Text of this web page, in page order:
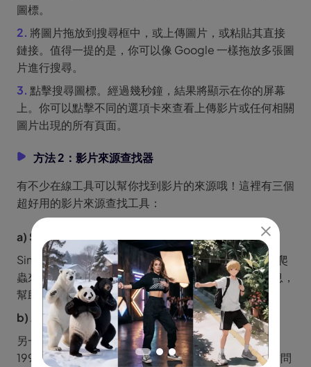
圖標。
2. 將圖片拖放到搜尋框中，或上傳圖片，或粘貼其直接
鏈接。值得一提的是，你可以像 Google 一樣拖放多張圖
片進行搜尋。
3. 點擊搜尋圖標。經過幾秒鐘，結果將顯示在你的屏幕
上。你可以點擊不同的選項卡來查看上傳影片或任何相關
圖片出現的所有頁面。
方法 2：影片來源查找器
有不少在線工具可以幫你找到影片的來源哦！這裡有三個
超好用的影片來源查找工具：
a) Singinfish
Singingfish 是一個很棒的影片來源查找工具，能通過爬
蟲來找影片。它還和其他網站合作，提供影片來源信息，
幫助你在幾分鐘內定位到影片文件。
b) AltaVista
另一個很出色的影片來源查找工具就是 AltaVista，自
1995 年以來一直運行，現在歸 Yahoo 擁有。你可以訪問